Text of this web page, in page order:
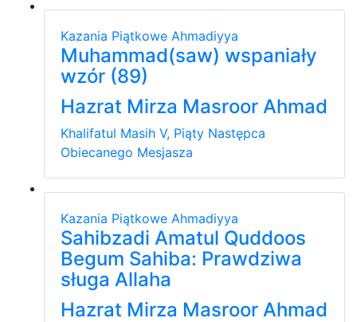
Kazania Piątkowe Ahmadiyya
Muhammad(saw) wspaniały
wzór (89)
Hazrat Mirza Masroor Ahmad
Khalifatul Masih V, Piąty Następca
Obiecanego Mesjasza
Kazania Piątkowe Ahmadiyya
Sahibzadi Amatul Quddoos
Begum Sahiba: Prawdziwa
sługa Allaha
Hazrat Mirza Masroor Ahmad